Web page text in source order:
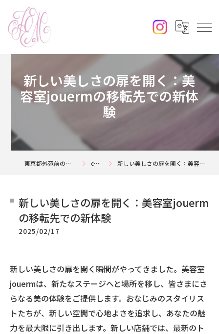
新しい美しさの扉を開く：美
容室jouermの移転先での新体
験
東京都外苑前の美容室ならjouerm column 新しい美しさの扉を開く：美容室jouermの移転先での新体験
新しい美しさの扉を開く：美容室jouerm
の移転先での新体験
2025/02/17
新しい美しさの扉を開く瞬間がやってきました。美容室
jouermは、新たなステージへと場所を移し、皆さまにさ
らなる美の体験をご提供します。おなじみのスタイリス
トたちが、新しい空間で心地よさを追求し、あなたの魅
力を最大限に引き出します。新しい店舗では、最新のト